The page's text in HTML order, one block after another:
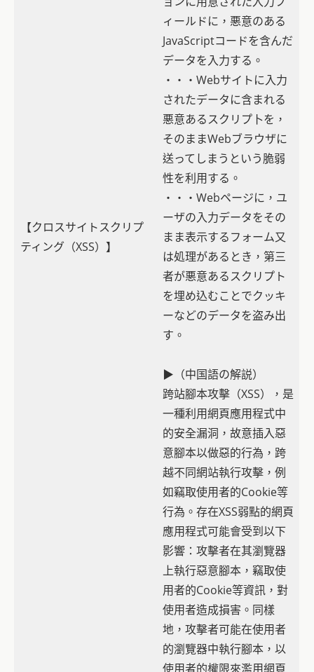
【クロスサイトスクリプ
ティング（XSS）】
ィールドに，悪意のある
JavaScriptコードを含んだ
データを入力する。
・・・Webサイトに入力
されたデータに含まれる
悪意あるスクリプ卜を，
そのままWebブラウザに
送ってしまうという脆弱
性を利用する。
・・・Webページに，ユ
ーザの入力データをその
まま表示するフォーム又
は処理があるとき，第三
者が悪意あるスクリプト
を埋め込むことでクッキ
ーなどのデータを盗み出
す。
▶（中国語の解説）
跨站腳本攻擊（XSS），是
一種利用網頁應用程式中
的安全漏洞，故意插入惡
意腳本以做惡的行為，跨
越不同網站執行攻擊，例
如竊取使用者的Cookie等
行為。存在XSS弱點的網頁
應用程式可能會受到以下
影響：攻擊者在其瀏覽器
上執行惡意腳本，竊取使
用者的Cookie等資訊，對
使用者造成損害。同樣
地，攻擊者可能在使用者
的瀏覽器中執行腳本，以
使用者的權限來濫用網頁